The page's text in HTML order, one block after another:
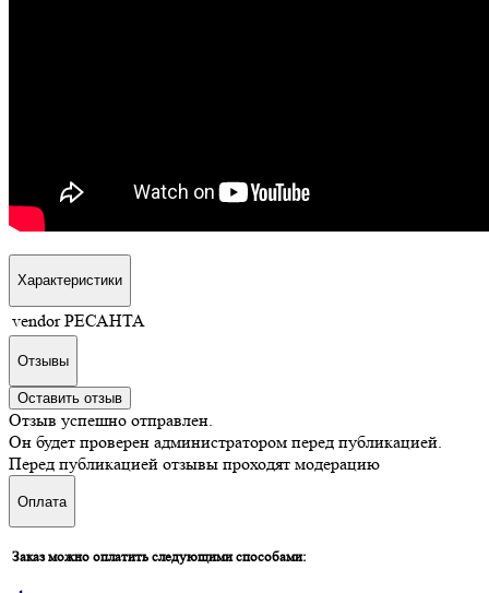
Характеристики
vendor РЕСАНТА
Отзывы
Оставить отзыв
Отзыв успешно отправлен.
Он будет проверен администратором перед публикацией.
Перед публикацией отзывы проходят модерацию
Оплата
Заказ можно оплатить следующими способами: